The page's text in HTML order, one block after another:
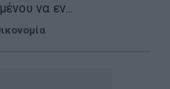
να εν...